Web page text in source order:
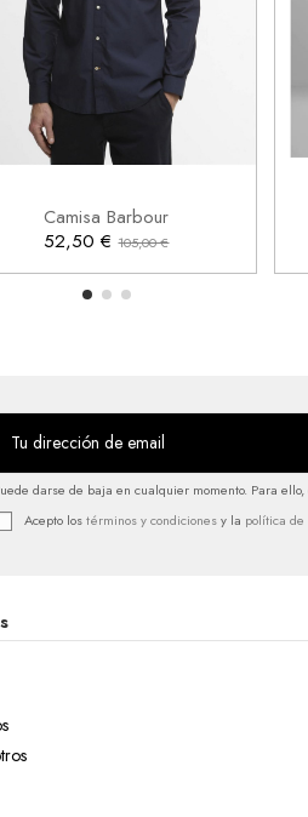
Camisa Barbour
52,50 €105,00 €
L
 Añadir al carrito
darse de baja en cualquier momento. Para
Acepto lostérminos y condicionesy la política